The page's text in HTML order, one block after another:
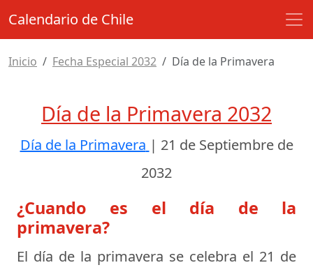
Calendario de Chile
Inicio Fecha Especial 2032 Día de la Primavera
Día de la Primavera 2032
Día de la Primavera | 21 de Septiembre de
2032
¿Cuando es el día de la
primavera?
El día de la primavera se celebra el 21 de